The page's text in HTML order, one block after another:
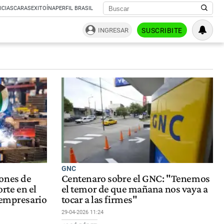
CARASEXITOÍNAPERFIL BRASIL
INGRESAR SUSCRIBITE
de
en el
GNC
Centenaro sobre el GNC: "Tenemos
el temor de que mañana nos vaya a
tocar a las firmes"
29-04-2026 11:24